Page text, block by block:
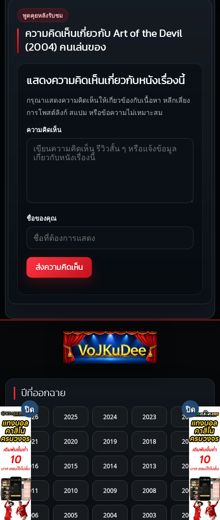
พูดคุยหลังรับชม
ความคิดเห็นเกี่ยวกับ Art of the Devil
(2004) คนเล่นของ
แสดงความคิดเห็นเกี่ยวกับหนังเรื่องนี้
กรุณาแสดงความคิดเห็นให้เกี่ยวข้องกับเนื้อหา หลีกเลี่ยง
การโพสต์ลิงก์ สแปม หรือข้อความไม่เหมาะสม
ความคิดเห็น
ชื่อของคุณ
ปีที่ออกฉาย
2026 2025 2024 2023 2022
2021 2020 2019 2018 2017
2016 2015 2014 2013 2012
2011 2010 2009 2008 2007
2006 2005 2004 2003 2002